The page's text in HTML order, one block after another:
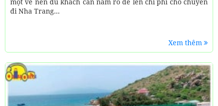
đi Nha Trang...
Xem thêm